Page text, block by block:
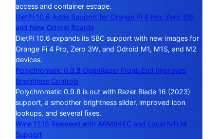
access and container escape.
DietPi 10.6 Adds Support for Orange Pi 4 Pro, Zero 3W,
and New Odroid Boards
DietPi 10.6 expands its SBC support with new images for
Orange Pi 4 Pro, Zero 3W, and Odroid M1, M1S, and M2
devices.
Polychromatic 0.9.8 OpenRazer Front-End Improves
Brightness Controls
Polychromatic 0.9.8 is out with Razer Blade 16 (2023)
support, a smoother brightness slider, improved icon
lookups, and several fixes.
Wine 11.15 Released with ARM64EC and Local NTLM
Support